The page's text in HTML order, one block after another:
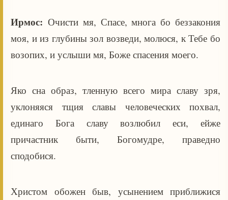
Ирмос: Очисти мя, Спасе, многа бо беззакония
моя, и из глубины зол возведи, молюся, к Тебе бо
возопих, и услыши мя, Боже спасения моего.
Яко сна образ, тленную всего мира славу зря,
уклоняяся тщия славы человеческих похвал,
единаго Бога славу возлюбил еси, ейже
причастник быти, Богомудре, праведно
сподобися.
Христом обожен быв, усынением приближися